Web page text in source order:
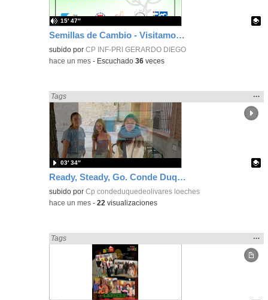
Semillas de Cambio - Visitamos Telde: CEIP Poeta Fernando González
Contenido educativo.
subido porCP INF-PRI GERARDO DIEGO
15′ 47″
-hace un mes - Escuchado36 veces
Ready, Steady, Go. Conde Duque de Olivares
Encontrado «Interdisciplinar» en:
Tags
la
…
Contenido educativo.
subido porCp condeduquedeolivares loeches
03′ 34″
-hace un mes -22 visualizaciones
Encontrado «Interdisciplinar» en:
Tags
la
…